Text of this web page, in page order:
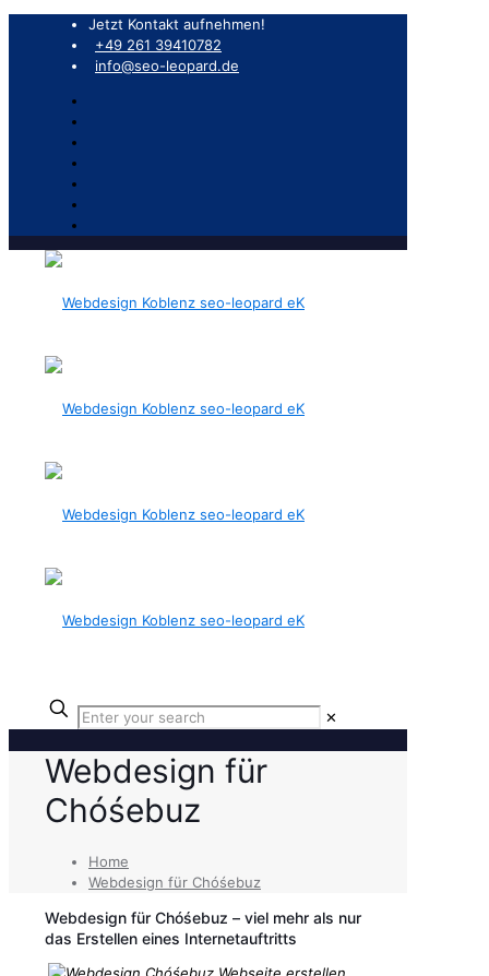
Jetzt Kontakt aufnehmen!
+49 261 39410782
info@seo-leopard.de
✕
Webdesign für
Chóśebuz
Home
Webdesign für Chóśebuz
Webdesign für Chóśebuz – viel mehr als nur
das Erstellen eines Internetauftritts